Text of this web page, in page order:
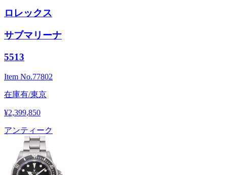
ロレックス
サブマリーナ
5513
Item No.77802
在庫有/東京
¥2,399,850
アンティーク